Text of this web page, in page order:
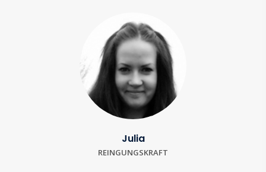
Julia
REINGUNGSKRAFT